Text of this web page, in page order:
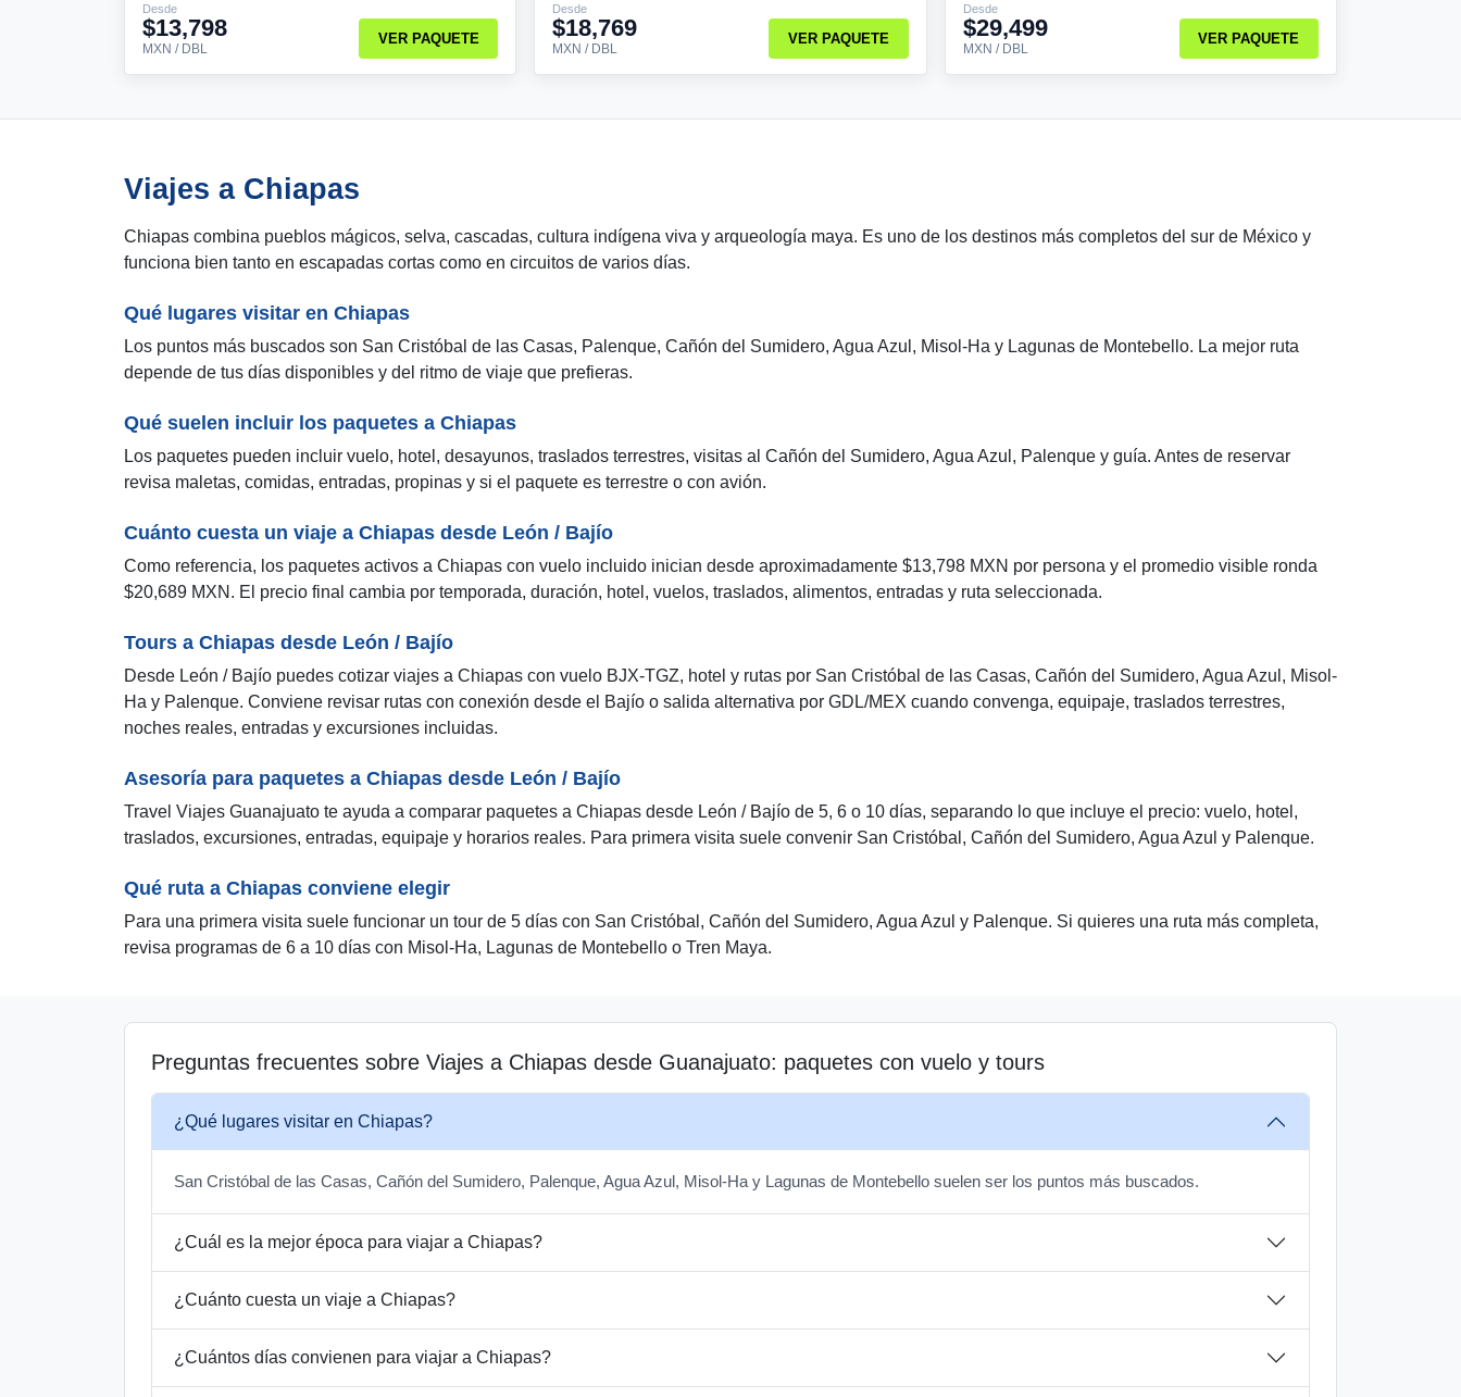
Desde
$13,798
MXN / DBL
VER PAQUETE
Desde
$18,769
MXN / DBL
VER PAQUETE
Desde
$29,499
MXN / DBL
VER PAQUETE
Viajes a Chiapas
Chiapas combina pueblos mágicos, selva, cascadas, cultura indígena viva y arqueología maya. Es uno de los destinos más completos del sur de México y
funciona bien tanto en escapadas cortas como en circuitos de varios días.
Qué lugares visitar en Chiapas
Los puntos más buscados son San Cristóbal de las Casas, Palenque, Cañón del Sumidero, Agua Azul, Misol-Ha y Lagunas de Montebello. La mejor ruta
depende de tus días disponibles y del ritmo de viaje que prefieras.
Qué suelen incluir los paquetes a Chiapas
Los paquetes pueden incluir vuelo, hotel, desayunos, traslados terrestres, visitas al Cañón del Sumidero, Agua Azul, Palenque y guía. Antes de reservar
revisa maletas, comidas, entradas, propinas y si el paquete es terrestre o con avión.
Cuánto cuesta un viaje a Chiapas desde León / Bajío
Como referencia, los paquetes activos a Chiapas con vuelo incluido inician desde aproximadamente $13,798 MXN por persona y el promedio visible ronda
$20,689 MXN. El precio final cambia por temporada, duración, hotel, vuelos, traslados, alimentos, entradas y ruta seleccionada.
Tours a Chiapas desde León / Bajío
Desde León / Bajío puedes cotizar viajes a Chiapas con vuelo BJX-TGZ, hotel y rutas por San Cristóbal de las Casas, Cañón del Sumidero, Agua Azul, Misol-
Ha y Palenque. Conviene revisar rutas con conexión desde el Bajío o salida alternativa por GDL/MEX cuando convenga, equipaje, traslados terrestres,
noches reales, entradas y excursiones incluidas.
Asesoría para paquetes a Chiapas desde León / Bajío
Travel Viajes Guanajuato te ayuda a comparar paquetes a Chiapas desde León / Bajío de 5, 6 o 10 días, separando lo que incluye el precio: vuelo, hotel,
traslados, excursiones, entradas, equipaje y horarios reales. Para primera visita suele convenir San Cristóbal, Cañón del Sumidero, Agua Azul y Palenque.
Qué ruta a Chiapas conviene elegir
Para una primera visita suele funcionar un tour de 5 días con San Cristóbal, Cañón del Sumidero, Agua Azul y Palenque. Si quieres una ruta más completa,
revisa programas de 6 a 10 días con Misol-Ha, Lagunas de Montebello o Tren Maya.
Preguntas frecuentes sobre Viajes a Chiapas desde Guanajuato: paquetes con vuelo y tours
¿Qué lugares visitar en Chiapas?
San Cristóbal de las Casas, Cañón del Sumidero, Palenque, Agua Azul, Misol-Ha y Lagunas de Montebello suelen ser los puntos más buscados.
¿Cuál es la mejor época para viajar a Chiapas?
¿Cuánto cuesta un viaje a Chiapas?
¿Cuántos días convienen para viajar a Chiapas?